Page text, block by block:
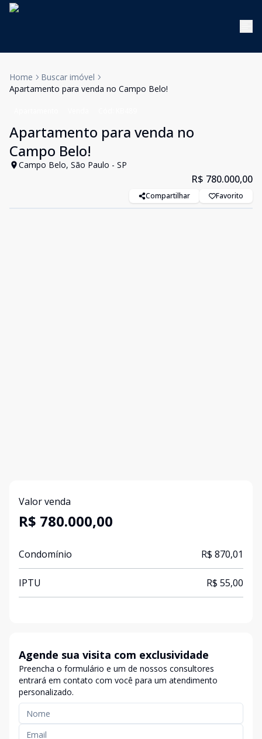
Home
Buscar imóvel
Apartamento para venda no Campo Belo!
Apartamento para venda no
Campo Belo!
Campo Belo, São Paulo - SP
R$ 780.000,00
Compartilhar Favorito
Valor venda
R$ 780.000,00
Condomínio R$ 870,01
IPTU R$ 55,00
Agende sua visita com exclusividade
Preencha o formulário e um de nossos consultores
entrará em contato com você para um atendimento
personalizado.